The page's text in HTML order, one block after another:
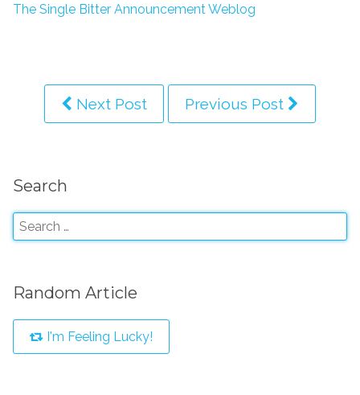
The Single Bitter Announcement Weblog
Next Post Previous Post
Search
Random Article
I'm Feeling Lucky!